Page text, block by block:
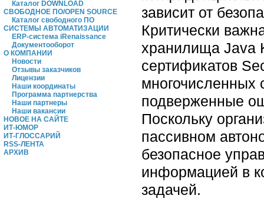
Каталог DOWNLOAD
СВОБОДНОЕ ПО/OPEN SOURCE
Каталог свободного ПО
СИСТЕМЫ АВТОМАТИЗАЦИИ
ERP-система iRenaissance
Документооборот
О КОМПАНИИ
Новости
Отзывы заказчиков
Лицензии
Наши координаты
Программа партнерства
Наши партнеры
Наши вакансии
НОВОЕ НА САЙТЕ
ИТ-ЮМОР
ИТ-ГЛОССАРИЙ
RSS-ЛЕНТА
АРХИВ
зависит от
Критически
хранилища Java
сертификатов
многочисленных
подверженные
Поскольку
пассивном
безопасное
информацией в
задачей.